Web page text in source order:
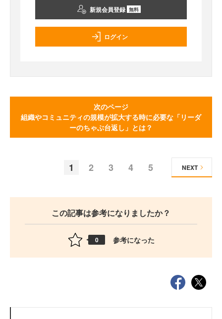
新規会員登録 無料
ログイン
次のページ
組織やコミュニティの規模が拡大する時に必要な「リーダ
ーのちゃぶ台返し」とは？
1 2 3 4 5 NEXT
この記事は参考になりましたか？
0 参考になった